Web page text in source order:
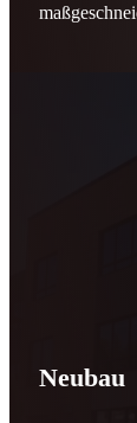
10. Februar
Neubau